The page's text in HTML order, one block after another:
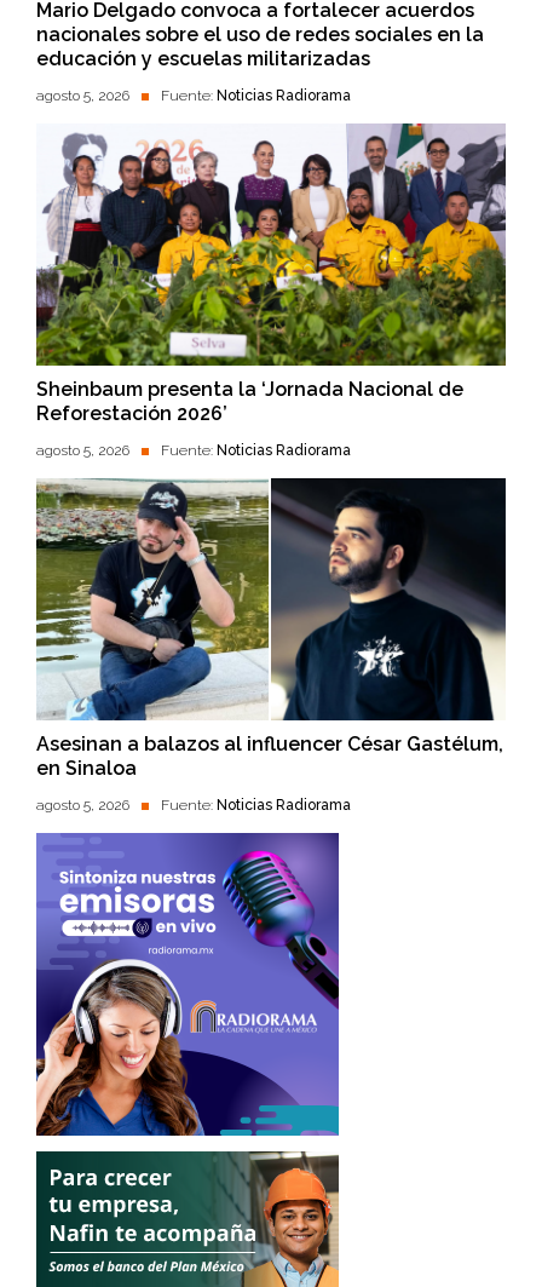
Mario Delgado convoca a fortalecer acuerdos
nacionales sobre el uso de redes sociales en la
educación y escuelas militarizadas
agosto 5, 2026 Fuente: Noticias Radiorama
Sheinbaum presenta la ‘Jornada Nacional de
Reforestación 2026’
agosto 5, 2026 Fuente: Noticias Radiorama
Asesinan a balazos al influencer César Gastélum,
en Sinaloa
agosto 5, 2026 Fuente: Noticias Radiorama